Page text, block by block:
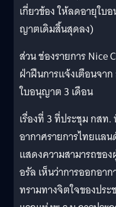
เกี่ยวข้อง ให้ลดอายุใ
ญาตเดิมสิ้นสุดลง)
ส่วน ช่องรายการ Nice
ฝ่าฝืนการแจ้งเตือนจา
ใบอนุญาต 3 เดือน
เรื่องที่ 3 ที่ประชุม กส
อากาศรายการไทยแล
แสดงความสามารถของ
อรัล เห็นว่าการออกอา
ทรามทางจิตใจของประ